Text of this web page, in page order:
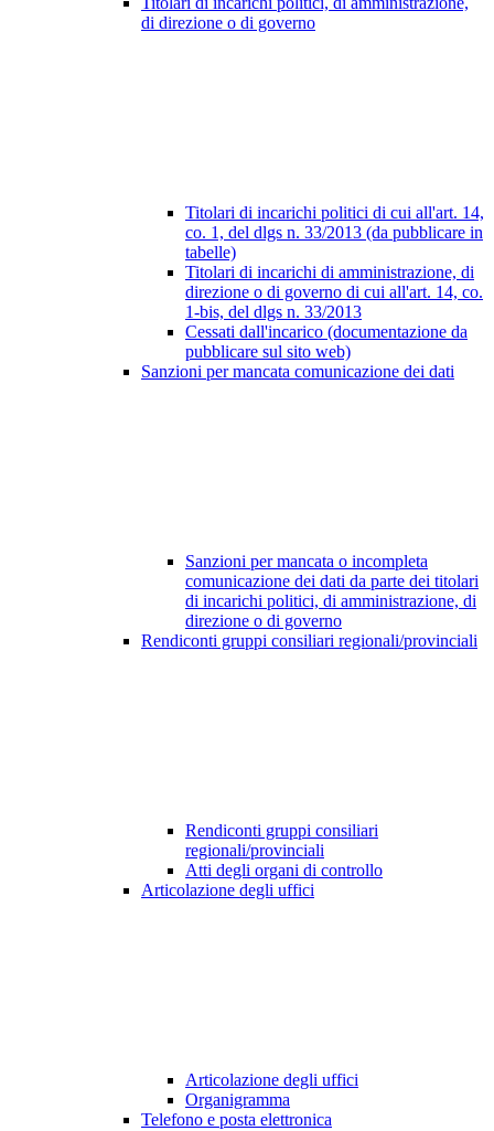
di direzione o di governo
Titolari di incarichi politici di cui all'art. 14,
co. 1, del dlgs n. 33/2013 (da pubblicare in
tabelle)
Titolari di incarichi di amministrazione, di
direzione o di governo di cui all'art. 14, co.
1-bis, del dlgs n. 33/2013
Cessati dall'incarico (documentazione da
pubblicare sul sito web)
Sanzioni per mancata comunicazione dei dati
Sanzioni per mancata o incompleta
comunicazione dei dati da parte dei titolari
di incarichi politici, di amministrazione, di
direzione o di governo
Rendiconti gruppi consiliari regionali/provinciali
Rendiconti gruppi consiliari
regionali/provinciali
Atti degli organi di controllo
Articolazione degli uffici
Articolazione degli uffici
Organigramma
Telefono e posta elettronica